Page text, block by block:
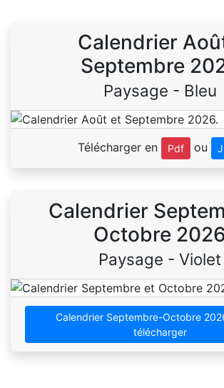
Calendrier
Septembre
Paysage - Bleu
Télécharger en Pdf ou
Calendrier
Octobre
Paysage - Violet
Calendrier Septembre-Octobre
télécharger